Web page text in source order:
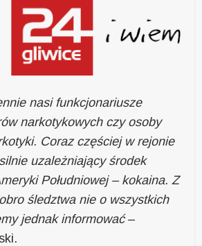
nasi funkcjonariusze
narkotykowych czy osoby
Coraz częściej w rejonie
uzależniający środek
Południowej – kokaina. Z
śledztwa nie o wszystkich
jednak informować–